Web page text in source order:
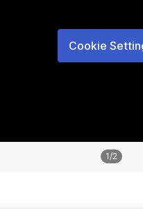
Cookie
1/2